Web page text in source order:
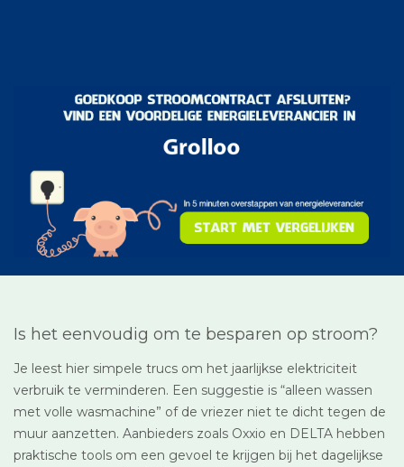
Is het eenvoudig om te besparen op stroom?
Je leest hier simpele trucs om het jaarlijkse elektriciteit
verbruik te verminderen. Een suggestie is “alleen wassen
met volle wasmachine” of de vriezer niet te dicht tegen de
muur aanzetten. Aanbieders zoals Oxxio en DELTA hebben
praktische tools om een gevoel te krijgen bij het dagelijkse